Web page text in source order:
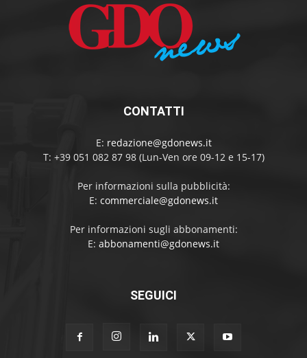
CONTATTI
E: redazione@gdonews.it
T: +39 051 082 87 98 (Lun-Ven ore 09-12 e 15-17)
Per informazioni sulla pubblicità:
E: commerciale@gdonews.it
Per informazioni sugli abbonamenti:
E: abbonamenti@gdonews.it
SEGUICI